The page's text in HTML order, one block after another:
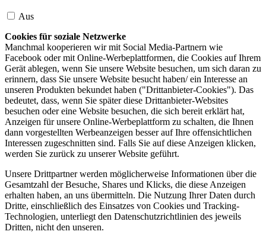
Aus
Cookies für soziale Netzwerke
Manchmal kooperieren wir mit Social Media-Partnern wie
Facebook oder mit Online-Werbeplattformen, die Cookies auf Ihrem
Gerät ablegen, wenn Sie unsere Website besuchen, um sich daran zu
erinnern, dass Sie unsere Website besucht haben/ ein Interesse an
unseren Produkten bekundet haben ("Drittanbieter-Cookies"). Das
bedeutet, dass, wenn Sie später diese Drittanbieter-Websites
besuchen oder eine Website besuchen, die sich bereit erklärt hat,
Anzeigen für unsere Online-Werbeplattform zu schalten, die Ihnen
dann vorgestellten Werbeanzeigen besser auf Ihre offensichtlichen
Interessen zugeschnitten sind. Falls Sie auf diese Anzeigen klicken,
werden Sie zurück zu unserer Website geführt.
Unsere Drittpartner werden möglicherweise Informationen über die
Gesamtzahl der Besuche, Shares und Klicks, die diese Anzeigen
erhalten haben, an uns übermitteln. Die Nutzung Ihrer Daten durch
Dritte, einschließlich des Einsatzes von Cookies und Tracking-
Technologien, unterliegt den Datenschutzrichtlinien des jeweils
Dritten, nicht den unseren.